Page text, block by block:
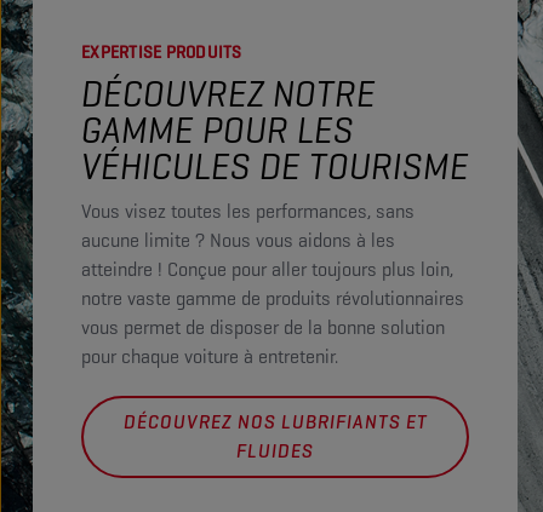
EXPERTISE PRODUITS
DÉCOUVREZ NOTRE
GAMME POUR LES
VÉHICULES DE TOURISME
Vous visez toutes les performances, sans
aucune limite ? Nous vous aidons à les
atteindre ! Conçue pour aller toujours plus loin,
notre vaste gamme de produits révolutionnaires
vous permet de disposer de la bonne solution
pour chaque voiture à entretenir.
DÉCOUVREZ NOS LUBRIFIANTS ET
FLUIDES